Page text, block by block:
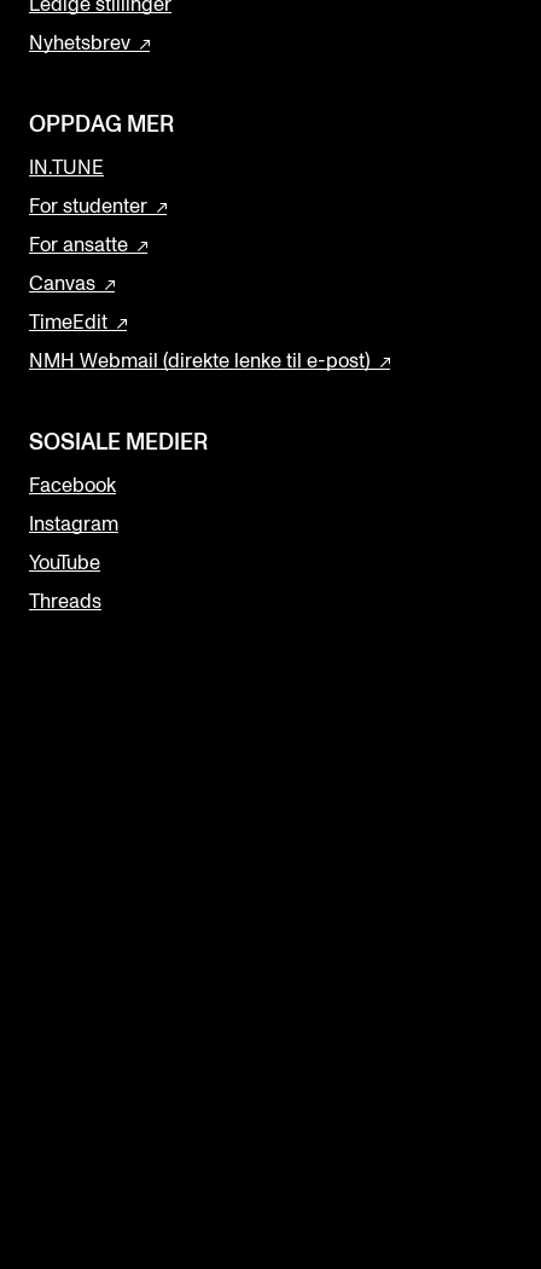
Ledige stillinger
Nyhetsbrev
OPPDAG MER
IN.TUNE
For studenter
For ansatte
Canvas
TimeEdit
NMH Webmail (direkte lenke til e-post)
SOSIALE MEDIER
Facebook
Instagram
YouTube
Threads